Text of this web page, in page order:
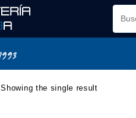
Showing the single result